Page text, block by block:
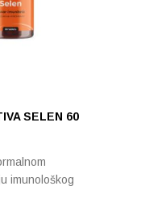
SELEN 60
imunološkog